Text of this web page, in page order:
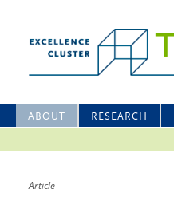
ABOUT RESEARCH
Article